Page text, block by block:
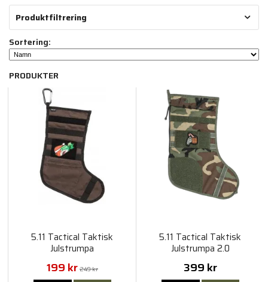
Produktfiltrering
Sortering:
PRODUKTER
5.11 Tactical Taktisk
Julstrumpa
199 kr 249 kr
5.11 Tactical Taktisk
Julstrumpa 2.0
399 kr